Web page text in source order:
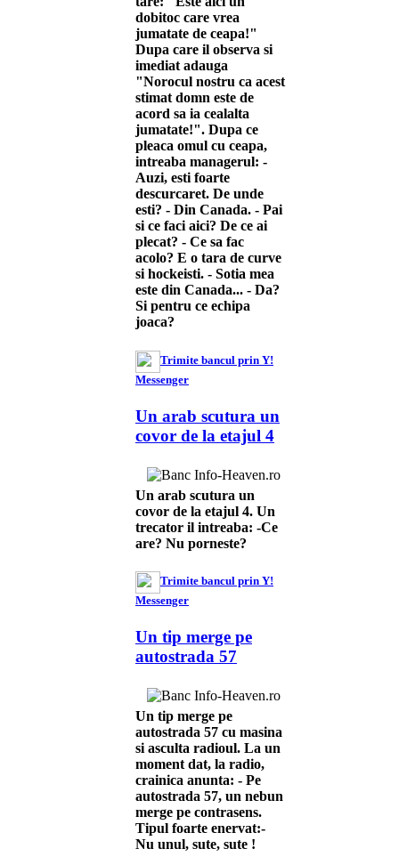
dobitoc care vrea
jumatate de ceapa!"
Dupa care il observa si
imediat adauga
"Norocul nostru ca acest
stimat domn este de
acord sa ia cealalta
jumatate!". Dupa ce
pleaca omul cu ceapa,
intreaba managerul: -
Auzi, esti foarte
descurcaret. De unde
esti? - Din Canada. - Pai
si ce faci aici? De ce ai
plecat? - Ce sa fac
acolo? E o tara de curve
si hockeisti. - Sotia mea
este din Canada... - Da?
Si pentru ce echipa
joaca?
Trimite bancul prin Y!
Messenger
Un arab scutura un
covor de la etajul 4
Un arab scutura un
covor de la etajul 4. Un
trecator il intreaba: -Ce
are? Nu porneste?
Trimite bancul prin Y!
Messenger
Un tip merge pe
autostrada 57
Un tip merge pe
autostrada 57 cu masina
si asculta radioul. La un
moment dat, la radio,
crainica anunta: - Pe
autostrada 57, un nebun
merge pe contrasens.
Tipul foarte enervat:-
Nu unul, sute, sute !